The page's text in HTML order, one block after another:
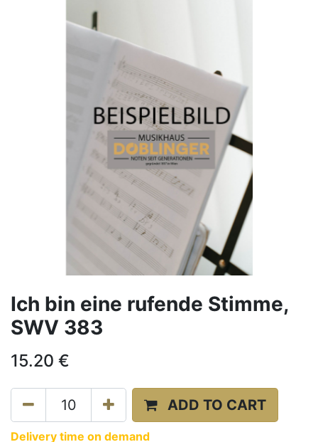
Ich bin eine rufende Stimme,
SWV 383
15.20 €
ADD TO CART
Delivery time on demand